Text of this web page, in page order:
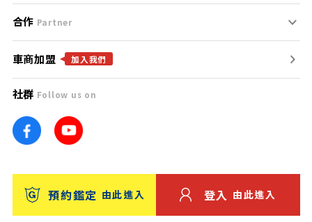
免責聲明
隱私權政策
團隊
車訊網
台灣優良中古車商大獎
聯絡我們
什麼是Goo鑑定？
找好車
找好店
找海外車
消費者評價
保固
合作 Partner
合作夥伴
廣告合作
車商加盟 加入我們
社群 Follow us on
預約鑑定 由此進入 登入 由此進入